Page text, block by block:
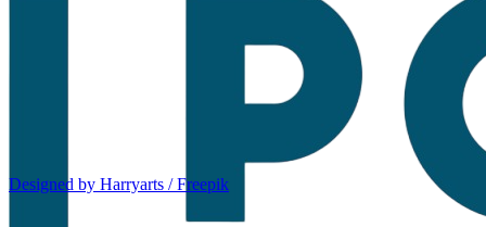
Designed by Harryarts / Freepik